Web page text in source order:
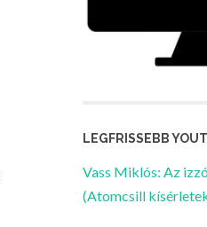
LEGFRISSEBB
Vass Miklós: Az
(Atomcsill